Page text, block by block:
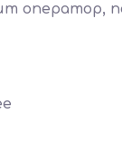
оператор,